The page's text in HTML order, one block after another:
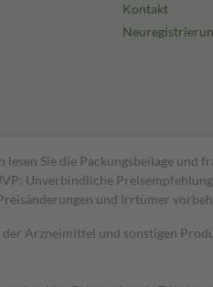
Kontakt
lesen Sie die Packungsbeilage
Unverbindliche Preisempfehlung
und Irrtümer
Arzneimittel und sonstigen